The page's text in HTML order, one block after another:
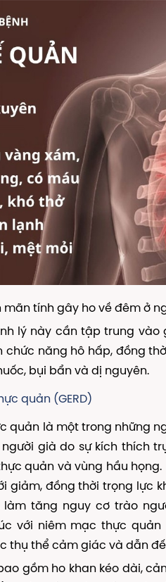
mãn tính gây ho về đêm ở
lý này cần tập trung vào
chức năng hô hấp, đồng
bụi bẩn và dị nguyên.
quản (GERD)
quản là một trong những
già do sự kích thích
quản và vùng hầu họng.
giảm, đồng thời trọng lực
tăng nguy cơ trào
với niêm mạc thực quản
thụ thể cảm giác và dẫn
gồm ho khan kéo dài,